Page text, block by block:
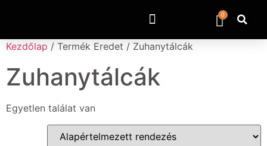
0
Kezdőlap / Termék Eredet / Zuhanytálcák
Zuhanytálcák
Egyetlen találat van